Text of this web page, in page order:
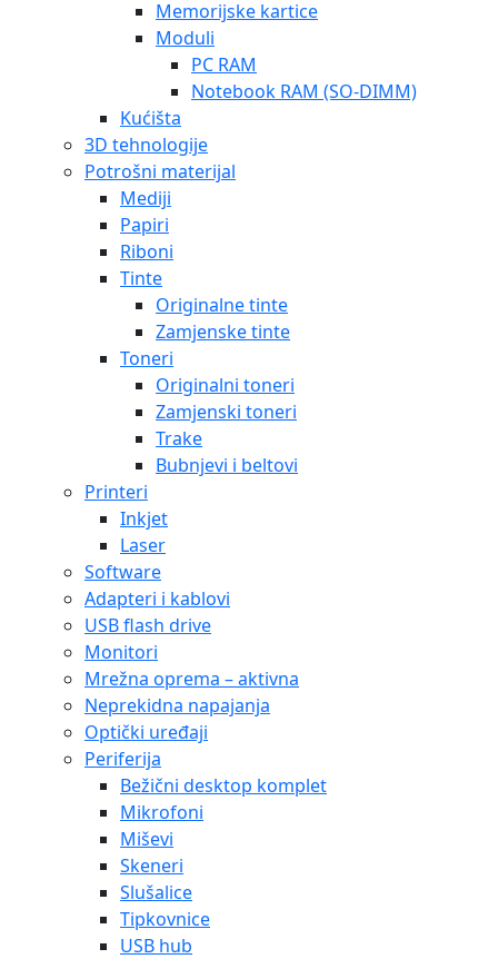
Memorijske kartice
Moduli
PC RAM
Notebook RAM (SO-DIMM)
Kućišta
3D tehnologije
Potrošni materijal
Mediji
Papiri
Riboni
Tinte
Originalne tinte
Zamjenske tinte
Toneri
Originalni toneri
Zamjenski toneri
Trake
Bubnjevi i beltovi
Printeri
Inkjet
Laser
Software
Adapteri i kablovi
USB flash drive
Monitori
Mrežna oprema – aktivna
Neprekidna napajanja
Optički uređaji
Periferija
Bežični desktop komplet
Mikrofoni
Miševi
Skeneri
Slušalice
Tipkovnice
USB hub